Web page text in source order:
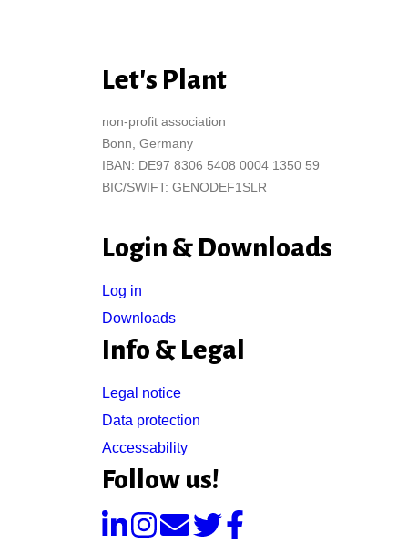
Let's Plant
non-profit association
Bonn, Germany
IBAN: DE97 8306 5408 0004 1350 59
BIC/SWIFT: GENODEF1SLR
Login & Downloads
Log in
Downloads
Info & Legal
Legal notice
Data protection
Accessability
Follow us!